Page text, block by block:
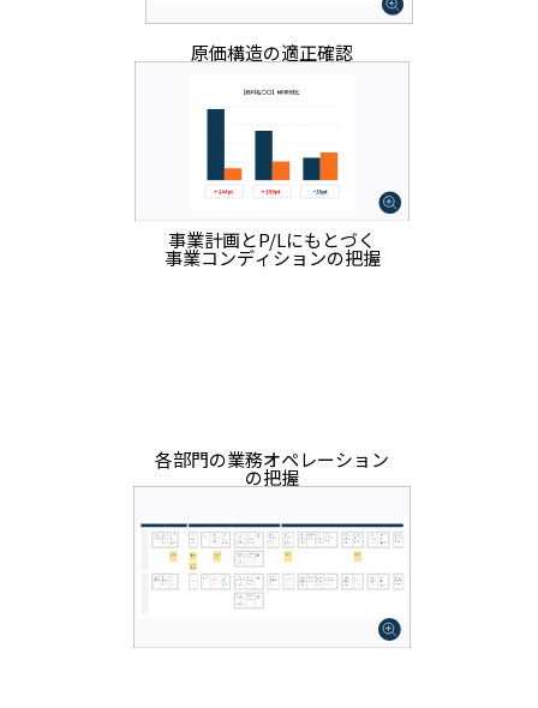
原価構造の適正確認
事業計画とP/Lにもとづく
事業コンディションの把握
各部門の業務オペレーション
の把握